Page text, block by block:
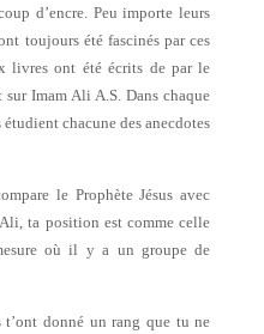
d’encre. Peu importe leurs
toujours été fascinés par ces
livres ont été écrits de par le
sur Imam Ali A.S. Dans chaque
chacune des anecdotes
le Prophète Jésus avec
ta position est comme celle
où il y a un groupe de
donné un rang que tu ne